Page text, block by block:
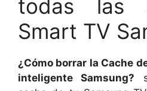
todas las
Smart TV
¿Cómo borrar la Cache
inteligente Samsung?